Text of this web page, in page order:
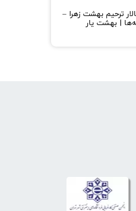
ترحیم بهشت زهرا –
| بهشت یار